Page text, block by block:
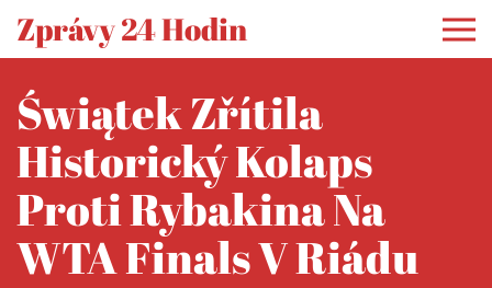
Zprávy 24 Hodin
Świątek Zřítila
Historický Kolaps
Proti Rybakina Na
WTA Finals V Riádu